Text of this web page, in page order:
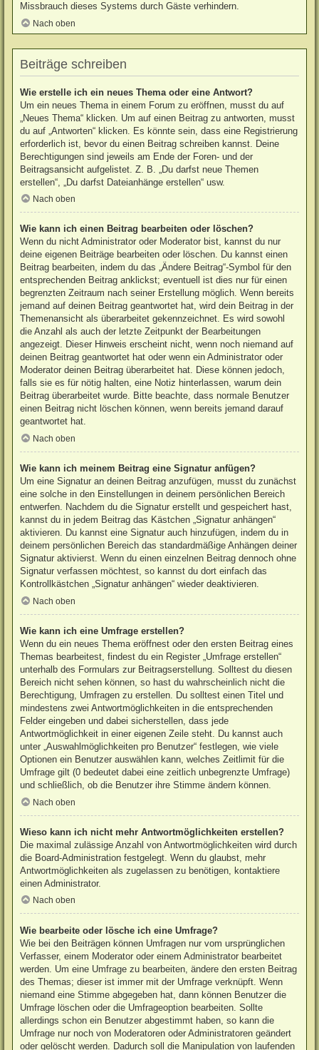
Missbrauch dieses Systems durch Gäste verhindern.
Nach oben
Beiträge schreiben
Wie erstelle ich ein neues Thema oder eine Antwort?
Um ein neues Thema in einem Forum zu eröffnen, musst du auf
„Neues Thema“ klicken. Um auf einen Beitrag zu antworten, musst
du auf „Antworten“ klicken. Es könnte sein, dass eine Registrierung
erforderlich ist, bevor du einen Beitrag schreiben kannst. Deine
Berechtigungen sind jeweils am Ende der Foren- und der
Beitragsansicht aufgelistet. Z. B. „Du darfst neue Themen
erstellen“, „Du darfst Dateianhänge erstellen“ usw.
Nach oben
Wie kann ich einen Beitrag bearbeiten oder löschen?
Wenn du nicht Administrator oder Moderator bist, kannst du nur
deine eigenen Beiträge bearbeiten oder löschen. Du kannst einen
Beitrag bearbeiten, indem du das „Ändere Beitrag“-Symbol für den
entsprechenden Beitrag anklickst; eventuell ist dies nur für einen
begrenzten Zeitraum nach seiner Erstellung möglich. Wenn bereits
jemand auf deinen Beitrag geantwortet hat, wird dein Beitrag in der
Themenansicht als überarbeitet gekennzeichnet. Es wird sowohl
die Anzahl als auch der letzte Zeitpunkt der Bearbeitungen
angezeigt. Dieser Hinweis erscheint nicht, wenn noch niemand auf
deinen Beitrag geantwortet hat oder wenn ein Administrator oder
Moderator deinen Beitrag überarbeitet hat. Diese können jedoch,
falls sie es für nötig halten, eine Notiz hinterlassen, warum dein
Beitrag überarbeitet wurde. Bitte beachte, dass normale Benutzer
einen Beitrag nicht löschen können, wenn bereits jemand darauf
geantwortet hat.
Nach oben
Wie kann ich meinem Beitrag eine Signatur anfügen?
Um eine Signatur an deinen Beitrag anzufügen, musst du zunächst
eine solche in den Einstellungen in deinem persönlichen Bereich
entwerfen. Nachdem du die Signatur erstellt und gespeichert hast,
kannst du in jedem Beitrag das Kästchen „Signatur anhängen“
aktivieren. Du kannst eine Signatur auch hinzufügen, indem du in
deinem persönlichen Bereich das standardmäßige Anhängen deiner
Signatur aktivierst. Wenn du einen einzelnen Beitrag dennoch ohne
Signatur verfassen möchtest, so kannst du dort einfach das
Kontrollkästchen „Signatur anhängen“ wieder deaktivieren.
Nach oben
Wie kann ich eine Umfrage erstellen?
Wenn du ein neues Thema eröffnest oder den ersten Beitrag eines
Themas bearbeitest, findest du ein Register „Umfrage erstellen“
unterhalb des Formulars zur Beitragserstellung. Solltest du diesen
Bereich nicht sehen können, so hast du wahrscheinlich nicht die
Berechtigung, Umfragen zu erstellen. Du solltest einen Titel und
mindestens zwei Antwortmöglichkeiten in die entsprechenden
Felder eingeben und dabei sicherstellen, dass jede
Antwortmöglichkeit in einer eigenen Zeile steht. Du kannst auch
unter „Auswahlmöglichkeiten pro Benutzer“ festlegen, wie viele
Optionen ein Benutzer auswählen kann, welches Zeitlimit für die
Umfrage gilt (0 bedeutet dabei eine zeitlich unbegrenzte Umfrage)
und schließlich, ob die Benutzer ihre Stimme ändern können.
Nach oben
Wieso kann ich nicht mehr Antwortmöglichkeiten erstellen?
Die maximal zulässige Anzahl von Antwortmöglichkeiten wird durch
die Board-Administration festgelegt. Wenn du glaubst, mehr
Antwortmöglichkeiten als zugelassen zu benötigen, kontaktiere
einen Administrator.
Nach oben
Wie bearbeite oder lösche ich eine Umfrage?
Wie bei den Beiträgen können Umfragen nur vom ursprünglichen
Verfasser, einem Moderator oder einem Administrator bearbeitet
werden. Um eine Umfrage zu bearbeiten, ändere den ersten Beitrag
des Themas; dieser ist immer mit der Umfrage verknüpft. Wenn
niemand eine Stimme abgegeben hat, dann können Benutzer die
Umfrage löschen oder die Umfrageoption bearbeiten. Sollte
allerdings schon ein Benutzer abgestimmt haben, so kann die
Umfrage nur noch von Moderatoren oder Administratoren geändert
oder gelöscht werden. Dadurch soll die Manipulation von laufenden